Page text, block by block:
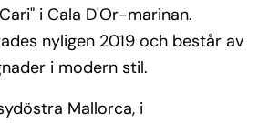
i Cala D'Or-marinan.
nyligen 2019 och består av
i modern stil.
Mallorca, i